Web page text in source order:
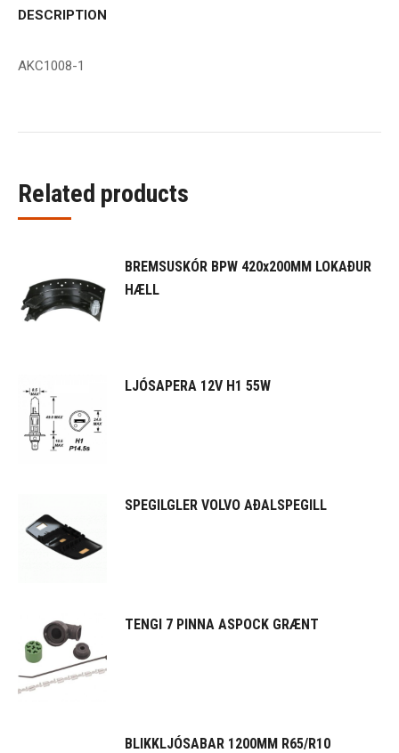
DESCRIPTION
AKC1008-1
Related products
BREMSUSKÓR BPW 420x200MM LOKAÐUR
HÆLL
LJÓSAPERA 12V H1 55W
SPEGILGLER VOLVO AÐALSPEGILL
TENGI 7 PINNA ASPOCK GRÆNT
BLIKKLJÓSABAR 1200MM R65/R10